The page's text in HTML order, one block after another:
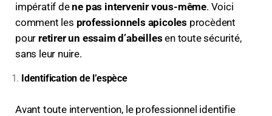
impératif dene pas intervenir vous-même. Voici
comment les professionnels apicoles procèdent
pour retirer un essaim d’abeilles en toute sécurité,
sans leur nuire.
Identification de l’espèce
Avant toute intervention, le professionnel identifie